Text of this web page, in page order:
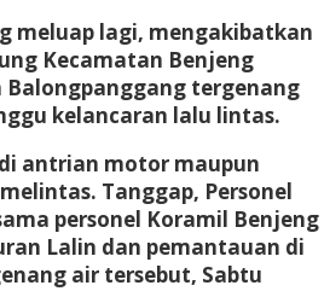
meluap lagi, mengakibatkan
Kecamatan Benjeng
Balongpanggang tergenang
kelancaran lalu lintas.
antrian motor maupun
Tanggap, Personel
personel Koramil Benjeng
Lalin dan pemantauan di
air tersebut, Sabtu